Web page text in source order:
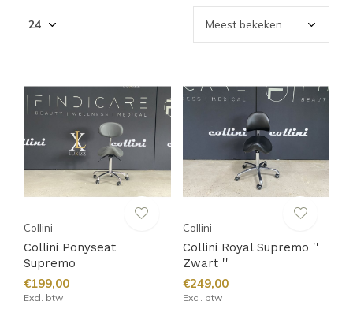
Collini
Collini Ponyseat
Supremo
€199,00
Excl. btw
Collini
Collini Royal Supremo ''
Zwart ''
€249,00
Excl. btw